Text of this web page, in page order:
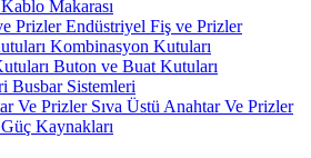
Kablo Makarası
Endüstriyel Fiş ve Prizler
Kombinasyon Kutuları
Buton ve Buat Kutuları
Busbar Sistemleri
Sıva Üstü Anahtar Ve Prizler
Güç Kaynakları